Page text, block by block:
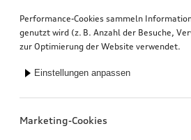
Performance-Cookies sammeln
genutzt wird (z. B. Anzahl der Besuche,
zur Optimierung der Website verwendet.
Einstellungen anpassen
Marketing-Cookies